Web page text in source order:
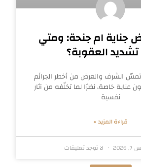
جناية ام جنحة: ومتي
تشديد العقوبة؟
تمسّ الشرف والعرض من أخطر الجرائم
عناية خاصة، نظرًا لما تخلّفه من آثار
نفسية
قراءة المزيد »
لا توجد تعليقات